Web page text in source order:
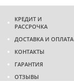
КРЕДИТ И
РАССРОЧКА
ДОСТАВКА И ОПЛАТА
КОНТАКТЫ
ГАРАНТИЯ
ОТЗЫВЫ